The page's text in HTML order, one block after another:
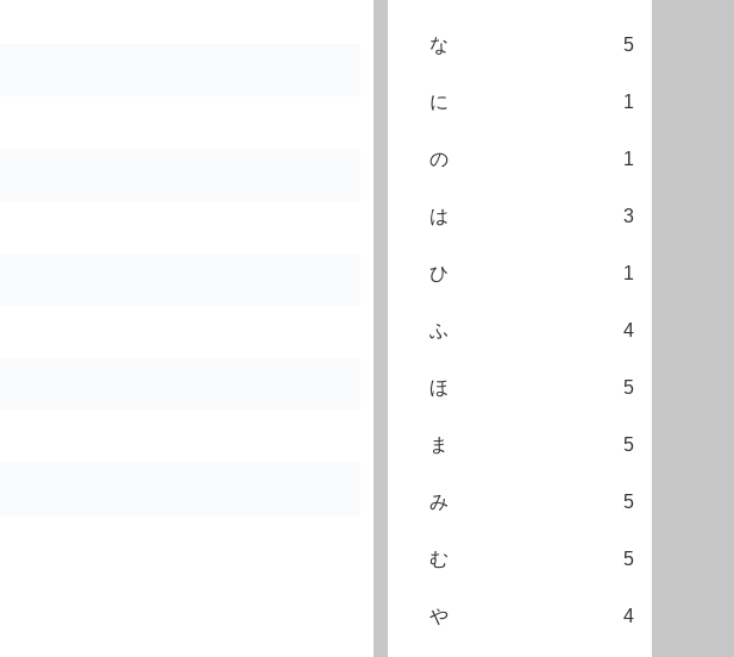
な 5
に 1
の 1
は 3
ひ 1
ふ 4
ほ 5
ま 5
み 5
む 5
や 4